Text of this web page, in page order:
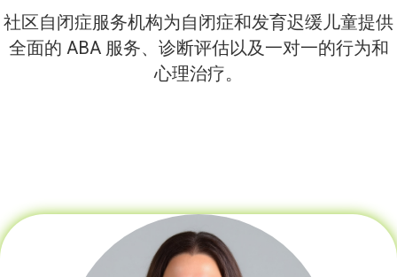
社区自闭症服务机构为自闭症和发育迟缓儿童提供
全面的 ABA 服务、诊断评估以及一对一的行为和
心理治疗。